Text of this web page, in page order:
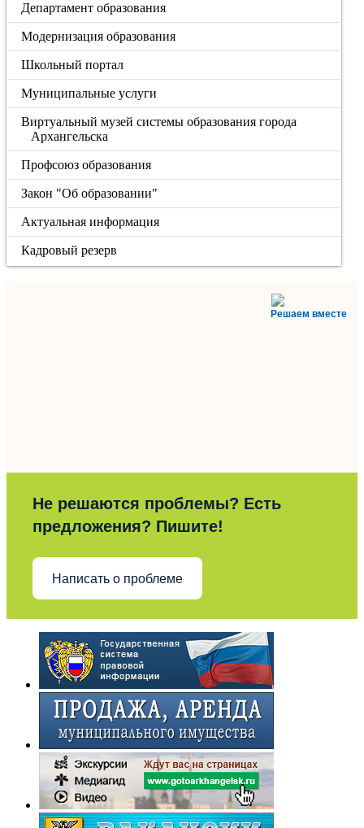
Департамент образования
Модернизация образования
Школьный портал
Муниципальные услуги
Виртуальный музей системы образования города
Архангельска
Профсоюз образования
Закон "Об образовании"
Актуальная информация
Кадровый резерв
Решаем вместе
Не решаются проблемы? Есть
предложения? Пишите!
Написать о проблеме